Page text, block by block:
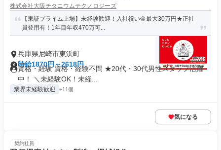
株式会社大阪チタニウムテクノロジーズ
【東証プライム上場】未経験歓迎！入社祝い金最大30万円★正社
員登用有！1年目年収470万可...
兵庫県尼崎市東浜町
時給1870円～2618円
資格・経験 資格・経験不問 ★20代・30代男性スタッフ活躍
中！ ＼未経験OK！未経...
業界未経験歓迎 +11個
気になる
契約社員